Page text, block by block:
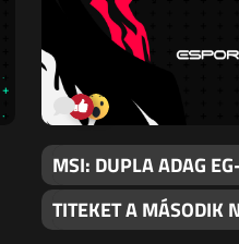
MSI: DUPLA ADAG
TITEKET A MÁSODIK